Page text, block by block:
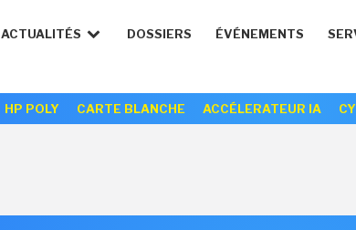
ACTUALITÉS DOSSIERS ÉVÉNEMENTS
HP POLY CARTE BLANCHE ACCÉLERATEUR IA